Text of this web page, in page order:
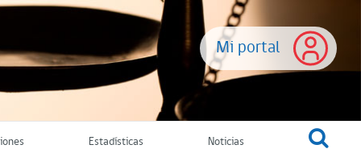
Mi portal
Estadísticas Noticias